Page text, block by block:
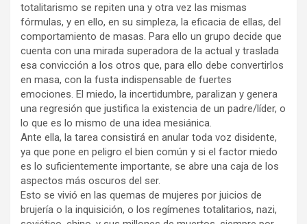
totalitarismo se repiten una y otra vez las mismas
fórmulas, y en ello, en su simpleza, la eficacia de ellas, del
comportamiento de masas. Para ello un grupo decide que
cuenta con una mirada superadora de la actual y traslada
esa convicción a los otros que, para ello debe convertirlos
en masa, con la fusta indispensable de fuertes
emociones. El miedo, la incertidumbre, paralizan y genera
una regresión que justifica la existencia de un padre/líder, o
lo que es lo mismo de una idea mesiánica.
Ante ella, la tarea consistirá en anular toda voz disidente,
ya que pone en peligro el bien común y si el factor miedo
es lo suficientemente importante, se abre una caja de los
aspectos más oscuros del ser.
Esto se vivió en las quemas de mujeres por juicios de
brujería o la inquisición, o los regímenes totalitarios, nazi,